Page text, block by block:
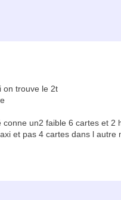
on trouve le 2t
conne un2 faible 6 cartes et 2
et pas 4 cartes dans l autre